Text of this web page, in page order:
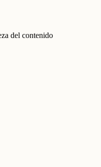
del contenido